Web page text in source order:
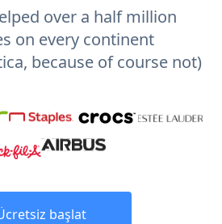
over a half million
on every continent
because of course not)
başlat